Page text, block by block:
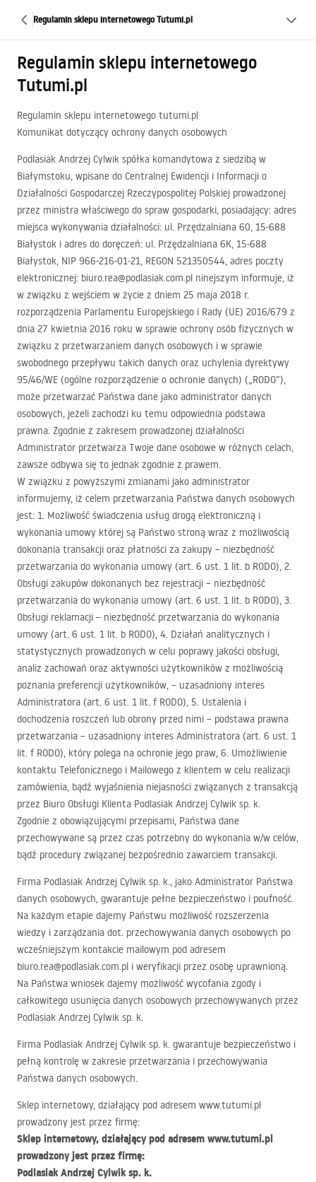
Regulamin sklepu internetowego Tutumi.pl
Regulamin sklepu internetowego
Tutumi.pl
Regulamin sklepu internetowego tutumi.pl
Komunikat dotyczący ochrony danych osobowych
Podlasiak Andrzej Cylwik spółka komandytowa z siedzibą w
Białymstoku, wpisane do Centralnej Ewidencji i Informacji o
Działalności Gospodarczej Rzeczypospolitej Polskiej prowadzonej
przez ministra właściwego do spraw gospodarki, posiadający: adres
miejsca wykonywania działalności: ul. Przędzalniana 60, 15-688
Białystok i adres do doręczeń: ul. Przędzalniana 6K, 15-688
Białystok, NIP 966-216-01-21, REGON 521350544, adres poczty
elektronicznej: biuro.rea@podlasiak.com.pl ninejszym informuje, iż
w związku z wejściem w życie z dniem 25 maja 2018 r.
rozporządzenia Parlamentu Europejskiego i Rady (UE) 2016/679 z
dnia 27 kwietnia 2016 roku w sprawie ochrony osób fizycznych w
związku z przetwarzaniem danych osobowych i w sprawie
swobodnego przepływu takich danych oraz uchylenia dyrektywy
95/46/WE (ogólne rozporządzenie o ochronie danych) („RODO”),
może przetwarzać Państwa dane jako administrator danych
osobowych, jeżeli zachodzi ku temu odpowiednia podstawa
prawna. Zgodnie z zakresem prowadzonej działalności
Administrator przetwarza Twoje dane osobowe w różnych celach,
zawsze odbywa się to jednak zgodnie z prawem.
W związku z powyższymi zmianami jako administrator
informujemy, iż celem przetwarzania Państwa danych osobowych
jest: 1. Możliwość świadczenia usług drogą elektroniczną i
wykonania umowy której są Państwo stroną wraz z możliwością
dokonania transakcji oraz płatności za zakupy – niezbędność
przetwarzania do wykonania umowy (art. 6 ust. 1 lit. b RODO), 2.
Obsługi zakupów dokonanych bez rejestracji – niezbędność
przetwarzania do wykonania umowy (art. 6 ust. 1 lit. b RODO), 3.
Obsługi reklamacji – niezbędność przetwarzania do wykonania
umowy (art. 6 ust. 1 lit. b RODO), 4. Działań analitycznych i
statystycznych prowadzonych w celu poprawy jakości obsługi,
analiz zachowań oraz aktywności użytkowników z możliwością
poznania preferencji użytkowników, – uzasadniony interes
Administratora (art. 6 ust. 1 lit. f RODO), 5. Ustalenia i
dochodzenia roszczeń lub obrony przed nimi – podstawa prawna
przetwarzania – uzasadniony interes Administratora (art. 6 ust. 1
lit. f RODO), który polega na ochronie jego praw, 6. Umożliwienie
kontaktu Telefonicznego i Mailowego z klientem w celu realizacji
zamówienia, bądź wyjaśnienia niejasności związanych z transakcją
przez Biuro Obsługi Klienta Podlasiak Andrzej Cylwik sp. k.
Zgodnie z obowiązującymi przepisami, Państwa dane
przechowywane są przez czas potrzebny do wykonania w/w celów,
bądź procedury związanej bezpośrednio zawarciem transakcji.
Firma Podlasiak Andrzej Cylwik sp. k., jako Administrator Państwa
danych osobowych, gwarantuje pełne bezpieczeństwo i poufność.
Na każdym etapie dajemy Państwu możliwość rozszerzenia
wiedzy i zarządzania dot. przechowywania danych osobowych po
wcześniejszym kontakcie mailowym pod adresem
biuro.rea@podlasiak.com.pl i weryfikacji przez osobę uprawnioną.
Na Państwa wniosek dajemy możliwość wycofania zgody i
całkowitego usunięcia danych osobowych przechowywanych przez
Podlasiak Andrzej Cylwik sp. k.
Firma Podlasiak Andrzej Cylwik sp. k. gwarantuje bezpieczeństwo i
pełną kontrolę w zakresie przetwarzania i przechowywania
Państwa danych osobowych.
Sklep internetowy, działający pod adresem www.tutumi.pl
prowadzony jest przez firmę:
Sklep internetowy, działający pod adresem www.tutumi.pl
prowadzony jest przez firmę:
Podlasiak Andrzej Cylwik sp. k.